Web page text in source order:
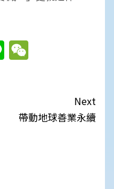
Line
Next
帶動地球善業永續